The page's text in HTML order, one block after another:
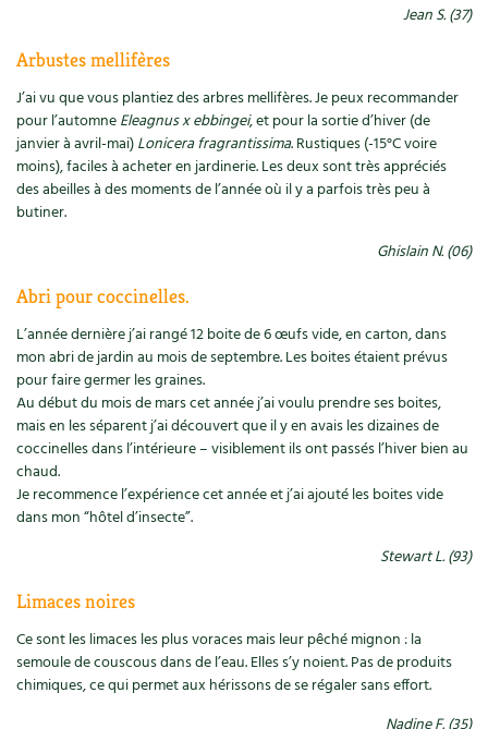
Enfants
DIY, autonomie
Manger bio
Cures, régimes
Dessert, Boulangerie
Techniques, conservation, organisation
NOUVEAUTÉS
Feuilleter le catalogue
Nos productions
Agenda, calendrier
Le magazineLes 4 saisons
Stages
Cartes cadeau
Dormir à Terre vivante
Infos pratiques
Horaires, tarifs, restauration
Séjourner en Trièves
Nous contacter
Cultiver sous serre
Jardiner en ville
Ornement et aménagement du jardin
Outils et ustensiles du jardin
Biodiversité
Ravageurs et maladies au jardin
Petit élevage
Cuisine saine
Recettes de printemps
Recettes par type de plat
Débat d’experts
Nouvelles sur le jardin et l’écologie
Prenez-en de la graine !
Forums
Jardin bio
Habitat écologique
Cuisine saine
Soins naturels
Les 4 saisons
Questions à la rédaction
Jean S. (37)
Arbustes mellifères
J’ai vu que vous plantiez des arbres mellifères. Je peux recommander
pour l’automneEleagnus x ebbingei, et pour la sortie d’hiver (de
janvier à avril-mai)Lonicera fragrantissima. Rustiques (-15°C voire
moins), faciles à acheter en jardinerie. Les deux sont très appréciés
des abeilles à des moments de l’année où il y a parfois très peu à
butiner.
Ghislain N. (06)
Abri pour coccinelles.
L’année dernière j’ai rangé 12 boite de 6 œufs vide, en carton, dans
mon abri de jardin au mois de septembre. Les boites étaient prévus
pour faire germer les graines.
Au début du mois de mars cet année j’ai voulu prendre ses boites,
mais en les séparent j’ai découvert que il y en avais les dizaines de
coccinelles dans l’intérieure – visiblement ils ont passés l’hiver bien au
chaud.
Je recommence l’expérience cet année et j’ai ajouté les boites vide
dans mon “hôtel d’insecte”.
Stewart L. (93)
Limaces noires
Ce sont les limaces les plus voraces mais leur pêché mignon : la
semoule de couscous dans de l’eau. Elles s’y noient. Pas de produits
chimiques, ce qui permet aux hérissons de se régaler sans effort.